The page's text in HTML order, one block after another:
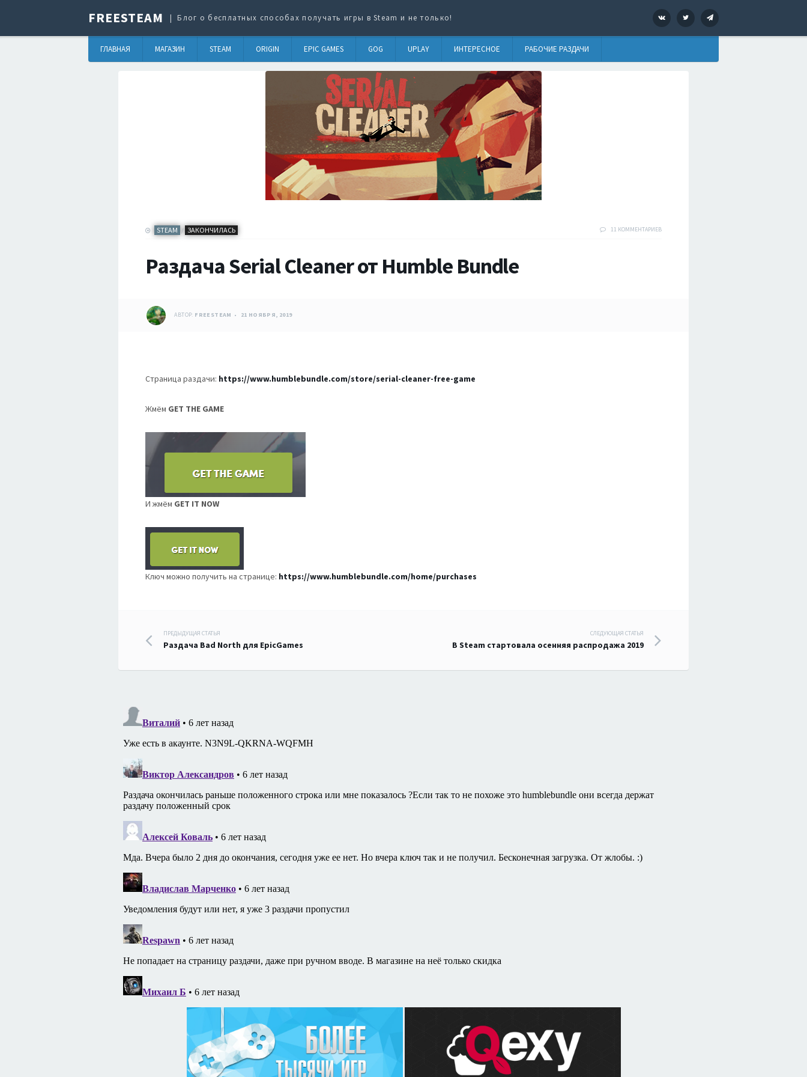
FREESTEAM Блог о бесплатных способах получать игры в Steam и не только! VK Twitter
ГЛАВНАЯ МАГАЗИН STEAM ORIGIN EPIC GAMES GOG UPLAY ИНТЕРЕСНОЕ РАБОЧИЕ РАЗДАЧИ
STEAM / ЗАКОНЧИЛАСЬ 11 КОММЕНТАРИЕВ
Раздача Serial Cleaner от Humble Bundle
АВТОР: FREESTEAM 21 НОЯБРЯ, 2019
Страница раздачи: https://www.humblebundle.com/store/serial-cleaner-free-game
Жмём GET THE GAME
И жмём GET IT NOW
Ключ можно получить на странице: https://www.humblebundle.com/home/purchases
Навигация
по
ПРЕДЫДУЩАЯ СТАТЬЯ
Раздача Bad North для EpicGames
СЛЕДУЮЩАЯ СТАТЬЯ
В Steam стартовала осенняя распродажа 2019